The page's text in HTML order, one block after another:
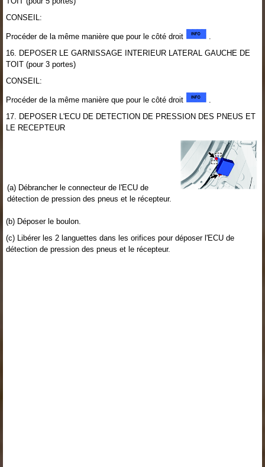
CONSEIL:
Procéder de la même manière que pour le côté droit
16. DEPOSER LE GARNISSAGE INTERIEUR LATERAL GAUCHE DE
TOIT (pour 3 portes)
CONSEIL:
Procéder de la même manière que pour le côté droit
17. DEPOSER L'ECU DE DETECTION DE PRESSION DES PNEUS ET
LE RECEPTEUR
(a) Débrancher le connecteur de l'ECU de
détection de pression des pneus et le récepteur.
(b) Déposer le boulon.
(c) Libérer les 2 languettes dans les orifices pour déposer l'ECU de
détection de pression des pneus et le récepteur.